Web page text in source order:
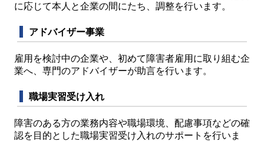
に応じて本人と企業の間にたち、調整を行います。
アドバイザー事業
雇用を検討中の企業や、初めて障害者雇用に取り組む企
業へ、専門のアドバイザーが助言を行います。
職場実習受け入れ
障害のある方の業務内容や職場環境、配慮事項などの確
認を目的とした職場実習受け入れのサポートを行いま